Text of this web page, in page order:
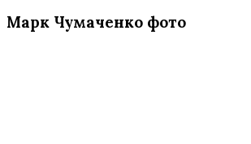
Марк Чумаченко фото